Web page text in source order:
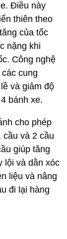
Điều này
thiên theo
của tốc
nặng khi
Công nghệ
cung
và giảm độ
bánh xe.
cho phép
và 2 cầu
giúp tăng
lội và dằn xóc
liệu và nâng
đi lại hàng